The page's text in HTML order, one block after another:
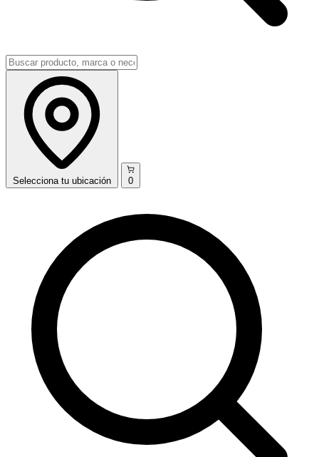
Selecciona tu ubicación 0